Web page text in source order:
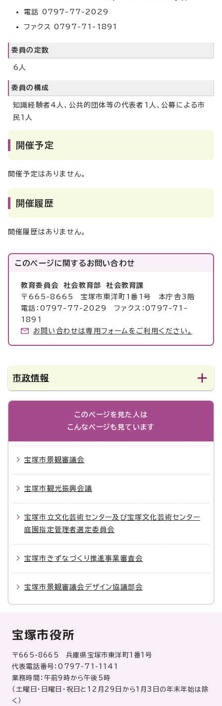
電話 0797-77-2029
ファクス 0797-71-1891
委員の定数
6人
委員の構成
知識経験者4人、公共的団体等の代表者1人、公募による市
民1人
開催予定
開催予定はありません。
開催履歴
開催履歴はありません。
このページに関するお問い合わせ
教育委員会 社会教育部 社会教育課
〒665-8665 宝塚市東洋町1番1号 本庁舎3階
電話：0797-77-2029 ファクス：0797-71-
1891
お問い合わせは専用フォームをご利用ください。
市政情報
このページを見た人は
こんなページも見ています
宝塚市景観審議会
宝塚市観光振興会議
宝塚市立文化芸術センター及び宝塚文化芸術センター
庭園指定管理者選定委員会
宝塚市きずなづくり推進事業審査会
宝塚市景観審議会デザイン協議部会
宝塚市役所
〒665-8665 兵庫県宝塚市東洋町1番1号
代表電話番号：0797-71-1141
業務時間：午前9時から午後5時
（土曜日・日曜日・祝日と12月29日から1月3日の年末年始は除
く）